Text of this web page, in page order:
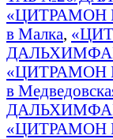
«ЦИТРАМОН
в Малка,
«ЦИТРАМОН
в
«ЦИТРАМОН